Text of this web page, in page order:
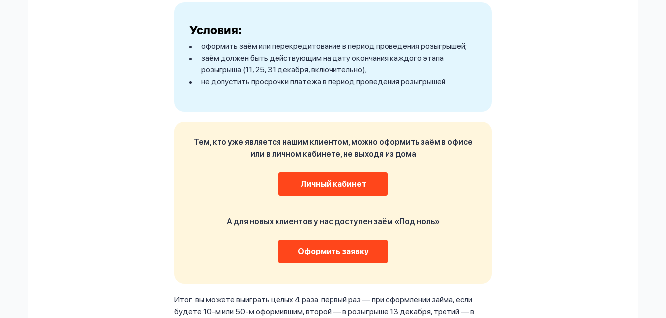
Условия:
оформить заём или перекредитование в период проведения розыгрышей;
заём должен быть действующим на дату окончания каждого этапа
розыгрыша (11, 25, 31 декабря, включительно);
не допустить просрочки платежа в период проведения розыгрышей.
Тем, кто уже является нашим клиентом, можно оформить заём в офисе
или в личном кабинете, не выходя из дома
Личный кабинет
А для новых клиентов у нас доступен заём «Под ноль»
Оформить заявку
Итог: вы можете выиграть целых 4 раза: первый раз — при оформлении займа, если
будете 10-м или 50-м оформившим, второй — в розыгрыше 13 декабря, третий — в